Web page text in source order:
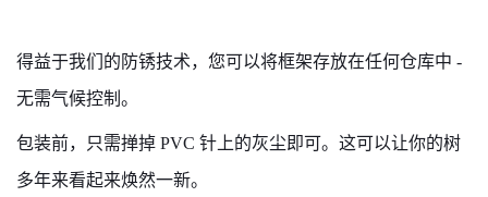
得益于我们的防锈技术，您可以将框架存放在任何仓库中 -
无需气候控制。
包装前，只需掸掉 PVC 针上的灰尘即可。这可以让你的树
多年来看起来焕然一新。